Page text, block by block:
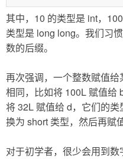
其中，10 的类型是 int，
类型是 long long。我们习
数的后缀。
再次强调，一个整数赋值
相同，比如将 100L 赋值给
将 32L 赋值给 d，它们的
换为 short 类型，然后再赋
对于初学者，很少会用到